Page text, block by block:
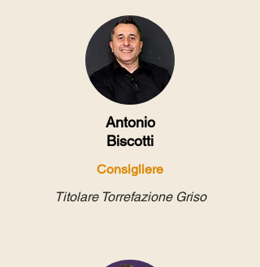
Antonio
Biscotti
Consigliere
Titolare Torrefazione Griso